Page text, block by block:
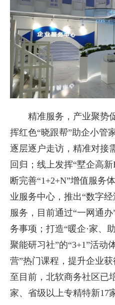
精准服务，产业聚势
挥红色“晓跟帮”助企小管
逐层逐户走访，精准对接
回归；线上发挥“墅企高
断完善“1+2+N”增值服务
业服务中心，推出“数字
服务，目前通过“一网通
务事项；打造“暖企·家、
聚能研习社”的“3+1”活动
营”热门课程，提升企业
至目前，北软商务社区已
家、省级以上专精特新17